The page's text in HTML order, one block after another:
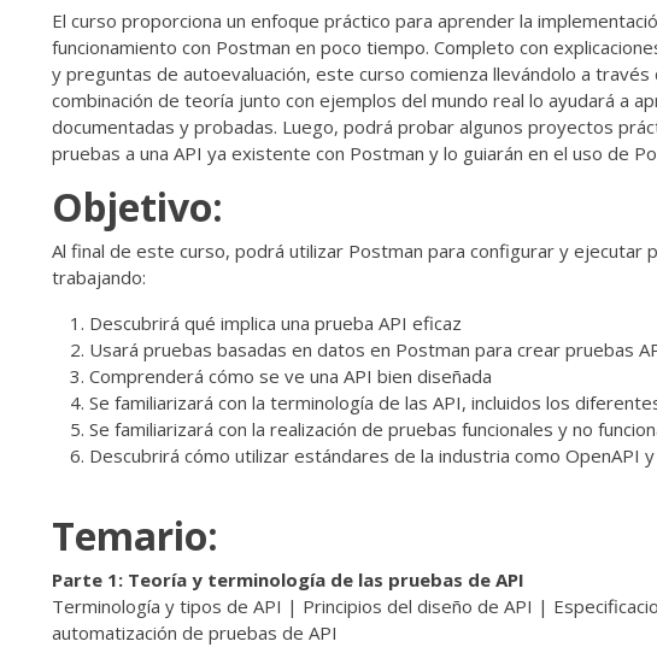
El curso proporciona un enfoque práctico para aprender la
funcionamiento con Postman en poco tiempo. Completo con
y preguntas de autoevaluación, este curso comienza llevándolo a
combinación de teoría junto con ejemplos del mundo real lo ayudará a
documentadas y probadas. Luego, podrá probar algunos proyectos
pruebas a una API ya existente con Postman y lo guiarán en el uso de
Objetivo:
Al final de este curso, podrá utilizar Postman para configurar y ejecutar
trabajando:
Descubrirá qué implica una prueba API eficaz
Usará pruebas basadas en datos en Postman para crear pruebas
Comprenderá cómo se ve una API bien diseñada
Se familiarizará con la terminología de las API, incluidos los
Se familiarizará con la realización de pruebas funcionales y no
Descubrirá cómo utilizar estándares de la industria como OpenAPI
Temario:
Parte 1: Teoría y terminología de las pruebas de API
Terminología y tipos de API | Principios del diseño de API |
automatización de pruebas de API